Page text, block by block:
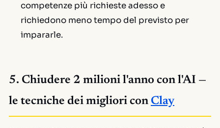
competenze più richieste adesso e
richiedono meno tempo del previsto per
impararle.
5. Chiudere 2 milioni l'anno con l'AI —
le tecniche dei migliori con Clay